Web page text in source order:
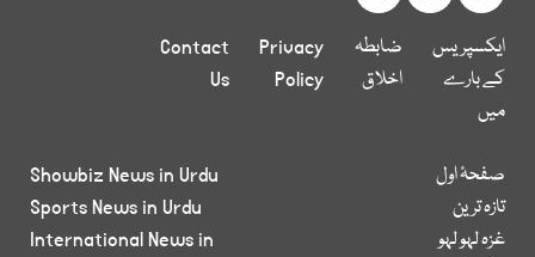
ایکسپریس
کے بارے
میں
ضابطہ
اخلاق
Privacy
Policy
Contact
Us
صفحۂ اول
تازہ ترین
غزہ لہو لہو
Showbiz News in Urdu
Sports News in Urdu
International News in